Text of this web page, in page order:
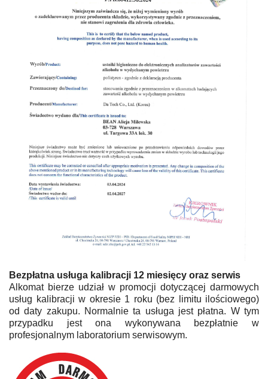
Bezpłatna usługa kalibracji 12 miesięcy oraz serwis
Alkomat bierze udział w promocji dotyczącej darmowych
usług kalibracji w okresie 1 roku (bez limitu ilościowego)
od daty zakupu. Normalnie ta usługa jest płatna. W tym
przypadku jest ona wykonywana bezpłatnie w
profesjonalnym laboratorium serwisowym.